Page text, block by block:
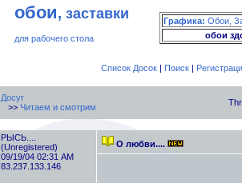
обои, заставки
для рабочего стола
Графика: Обои,
обои
Список Досок| Поиск|
Досуг
>> Читаем и смотрим
РЫСЬ....
(Unregistered)
09/19/04 02:31 AM
83.237.133.146
О любви....